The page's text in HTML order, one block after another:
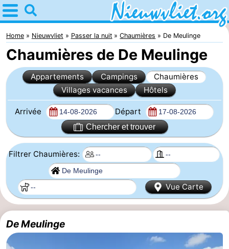
Home
Nieuwvliet
Astuces
Avec
les
enfants
Passer
la
nuit
Appartements
Campings
Chaumières
Bad
Meersee
-
Beach
-
Home Nieuwvliet Passer la nuit Chaumières De Meulinge
Chaumières de De Meulinge
Appartements Campings
Chaumières
Villages vacances
Hôtels
Arrivée Départ
Chercher et trouver
Filtrer Chaumières:
Vue Carte
De Meulinge